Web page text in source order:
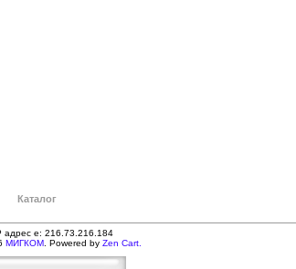
Каталог
адрес е: 216.73.216.184
МИГКОМ. Powered by Zen Cart.